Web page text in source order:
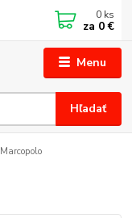
Menu
Hľadať
0 ks
za 0 €
Marcopolo